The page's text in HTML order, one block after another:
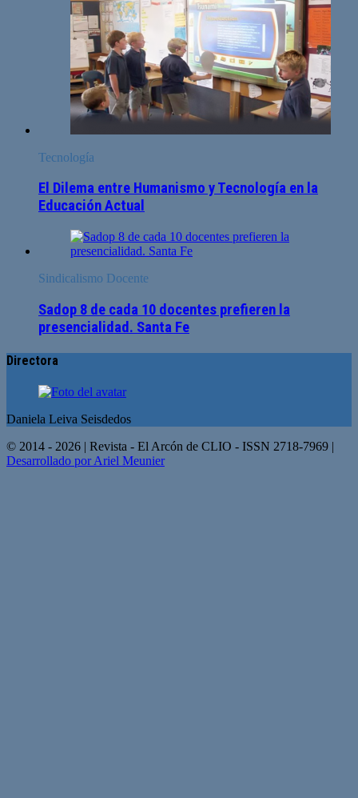
Tecnología
El Dilema entre Humanismo y Tecnología en la
Educación Actual
Sindicalismo Docente
Sadop 8 de cada 10 docentes prefieren la
presencialidad. Santa Fe
Directora
Daniela Leiva Seisdedos
© 2014 - 2026 | Revista - El Arcón de CLIO - ISSN 2718-7969 |
Desarrollado por Ariel Meunier